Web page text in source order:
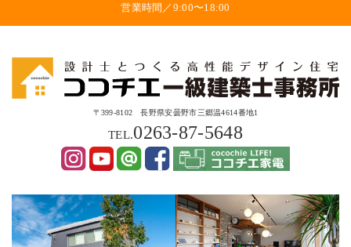
営業時間／9:00〜18:00
〒399-8102 長野県安曇野市三郷温4614番地1
TEL.0263-87-5648